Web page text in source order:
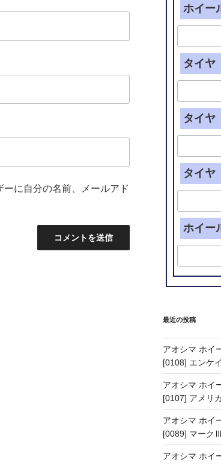
に自分の名前、メールアド
ホイー
タイヤ
タイヤ
タイヤ
ホイー
最近の投稿
アオシマ ホイ
[0108] エンケ
アオシマ ホイ
[0107] アメリ
アオシマ ホイ
[0089] マーク
アオシマ ホイ